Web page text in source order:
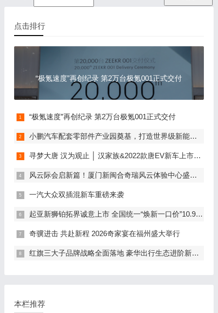
点击排行
“极氪速度”再创纪录 第2万台极氪001正式交付
“极氪速度”再创纪录 第2万台极氪001正式交付
小鹏汽车配套零部件产业园奠基，打造世界级新能源智能汽车集群
寻梦大唐 汉为观止 │ 汉家族&2022款唐EV新车上市发布会，敬请期待！
风云际会启新篇！厦门新闽合奇瑞风云体验中心盛大开业
一汽大众双插混新车重磅来袭
起亚新狮铂拓界诚意上市 全国统一“焕新一口价”10.99万元起
奇骥进击 共赴新程 2026奇家宴在福州盛大举行
红旗三大子品牌战略全面落地 豪华出行生态进阶新篇章
本栏推荐